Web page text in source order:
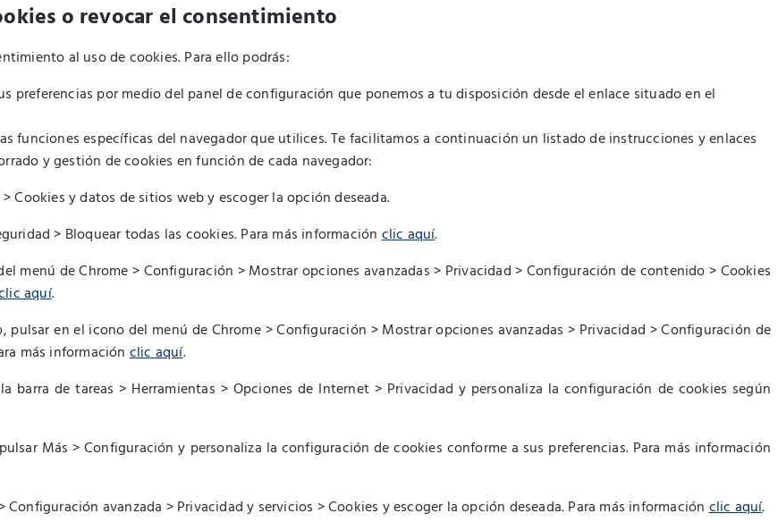
o revocar el consentimiento
al uso de cookies. Para ello podrás:
preferencias por medio del panel de configuración que ponemos a tu disposición desde el enlace situado en el
funciones específicas del navegador que utilices. Te facilitamos a continuación un listado de instrucciones y enlaces
y gestión de cookies en función de cada navegador:
Cookies y datos de sitios web y escoger la opción deseada.
> Bloquear todas las cookies. Para más informaciónclic aquí.
menú de Chrome > Configuración > Mostrar opciones avanzadas > Privacidad > Configuración de contenido > Cookies
aquí.
pulsar en el icono del menú de Chrome > Configuración > Mostrar opciones avanzadas > Privacidad > Configuración de
más informaciónclic aquí.
barra de tareas > Herramientas > Opciones de Internet > Privacidad y personaliza la configuración de cookies según
Más > Configuración y personaliza la configuración de cookies conforme a sus preferencias. Para más información
avanzada > Privacidad y servicios > Cookies y escoger la opción deseada. Para más informaciónclic aquí.